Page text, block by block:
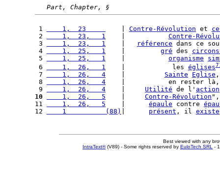
Part, Chapter, §
1
    1,  23
Contre-Révolution et
2
    1,  23,   1
Contre-
3
    1,  23,   1
référence dans ce
4
    1,  25,   1
gré des
5
    1,  25,   1
organisme
6
    1,  26,   1
    |            les
églises
7
    1,  26,   4
Sainte Eglise
8
    1,  26,   4
|           en rester
9
    1,  26,   4
Utilité de l' action
10
    1,  26,   5
Contre-Révolution
11
    1,  26,   5
épaule contre
12
    1          (88)
présent , il existe
Best viewed with any
IntraText®(V89) - Some rights reserved by EuloTech SRL -